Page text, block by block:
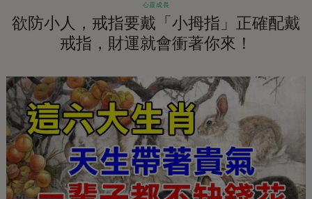
心靈成長
欲防小人，戒指要戴「小拇指」正確配戴
戒指，財運就會衝著你來！